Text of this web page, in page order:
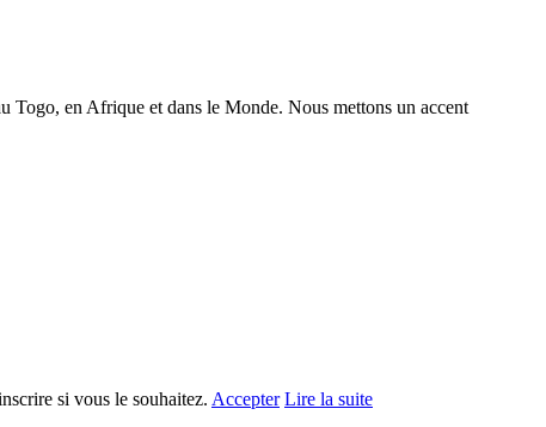
Togo, en Afrique et dans le Monde. Nous mettons un accent
si vous le souhaitez. Accepter Lire la suite